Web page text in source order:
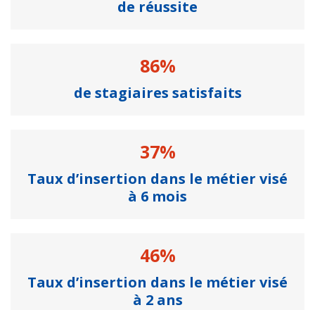
de réussite
86%
de stagiaires satisfaits
37%
Taux d’insertion dans le métier visé
à 6 mois
46%
Taux d’insertion dans le métier visé
à 2 ans